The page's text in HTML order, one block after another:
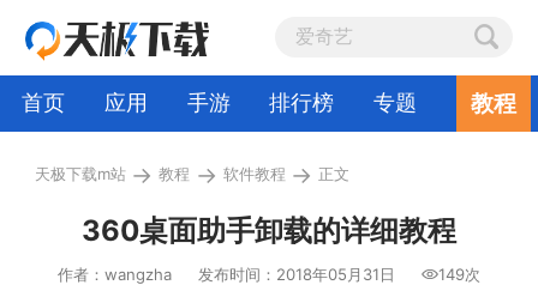
首页 应用 手游 排行榜 专题 教程
天极下载m站 → 教程 → 软件教程 → 正文
360桌面助手卸载的详细教程
作者：wangzha 发布时间：2018年05月31日 149次